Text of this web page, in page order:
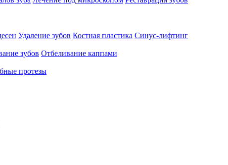
Удаление зубов Костная пластика Синус-лифтинг
зубов Отбеливание каппами
протезы